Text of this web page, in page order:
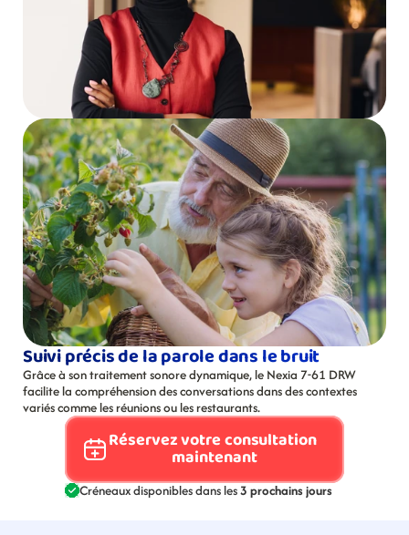
Suivi précis de la parole dans le bruit
Grâce à son traitement sonore dynamique, le Nexia 7-61 DRW
facilite la compréhension des conversations dans des contextes
variés comme les réunions ou les restaurants.
Réservez votre consultation
maintenant
Créneaux disponibles dans les 3 prochains jours